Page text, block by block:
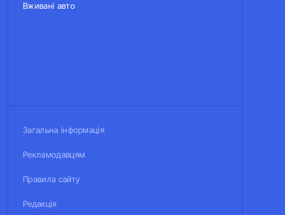
Вживані авто
Загальна інформація
Рекламодавцям
Правила сайту
Редакція